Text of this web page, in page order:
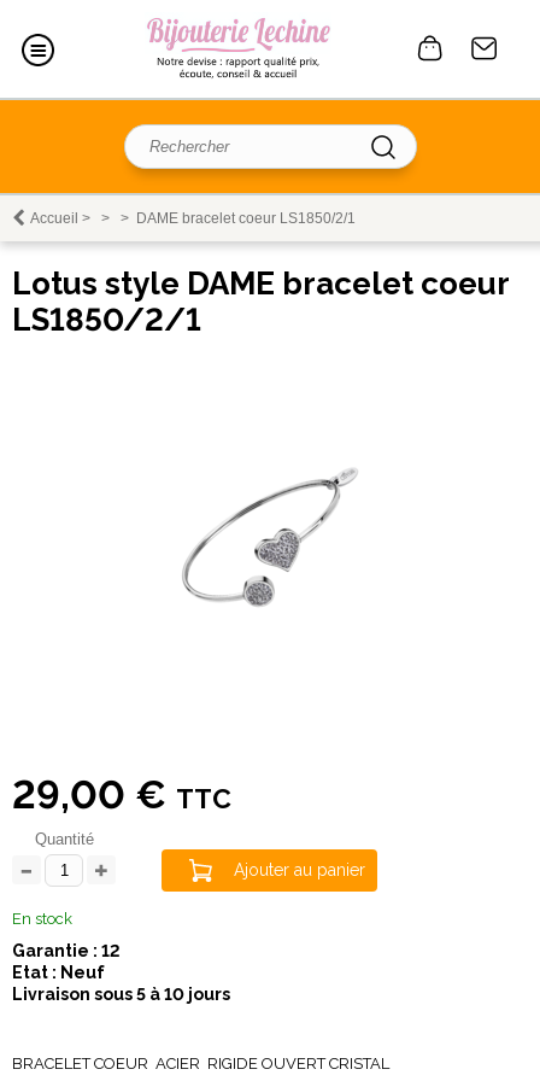
Accueil > > > DAME bracelet coeur LS1850/2/1
Lotus style DAME bracelet coeur
LS1850/2/1
29,00 € TTC
Quantité
Ajouter au panier
En stock
Garantie : 12
Etat : Neuf
Livraison sous 5 à 10 jours
BRACELET COEUR ACIER RIGIDE OUVERT CRISTAL